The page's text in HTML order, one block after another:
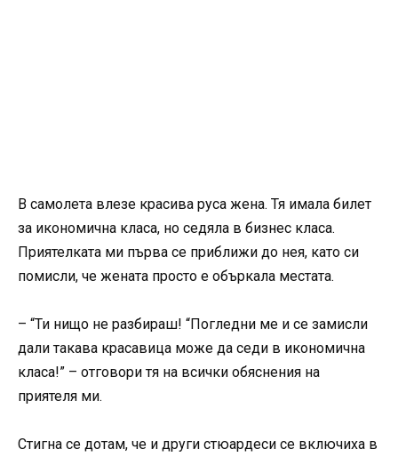
В самолета влезе красива руса жена. Тя имала билет
за икономична класа, но седяла в бизнес класа.
Приятелката ми първа се приближи до нея, като си
помисли, че жената просто е объркала местата.
– “Ти нищо не разбираш! “Погледни ме и се замисли
дали такава красавица може да седи в икономична
класа!” – отговори тя на всички обяснения на
приятеля ми.
Стигна се дотам, че и други стюардеси се включиха в